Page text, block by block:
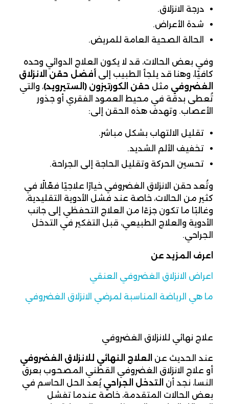
درجة الانزلاق.
شدة الأعراض.
الحالة الصحية العامة للمريض.
وفي بعض الحالات، قد لا يكون العلاج الدوائي وحده
كافيًا، وهنا قد يلجأ الطبيب إلى أفضل حقن الانزلاق
الغضروفي مثل حقن الكورتيزون (الستيرويد)، والتي
تُعطى بدقة في محيط العمود الفقري أو جذور
الأعصاب. وتهدف هذه الحقن إلى:
تقليل الالتهاب بشكل مباشر.
تخفيف الألم الشديد.
تحسين الحركة وتقليل الحاجة إلى الجراحة.
وتُعد حقن الانزلاق الغضروفي خيارًا علاجيًا فعّالًا في
كثير من الحالات، خاصة عند فشل الأدوية التقليدية،
وغالبًا ما تكون جزءًا من العلاج التحفظي إلى جانب
الأدوية والعلاج الطبيعي، قبل التفكير في التدخل
الجراحي.
اعرف المزيد عن
اعراض الانزلاق الغضروفي العنقي
ما هي الرياضة المناسبة لمرضي الانزلاق الغضروفي
علاج نهائي للانزلاق الغضروفي
عند الحديث عن
العلاج النهائي للانزلاق الغضروفي
أو علاج الانزلاق الغضروفي القطني المصحوب بعرق
النسا، نجد أن
التدخل الجراحي يُعد الحل الحاسم في
بعض الحالات المتقدمة، خاصة عندما تفشل